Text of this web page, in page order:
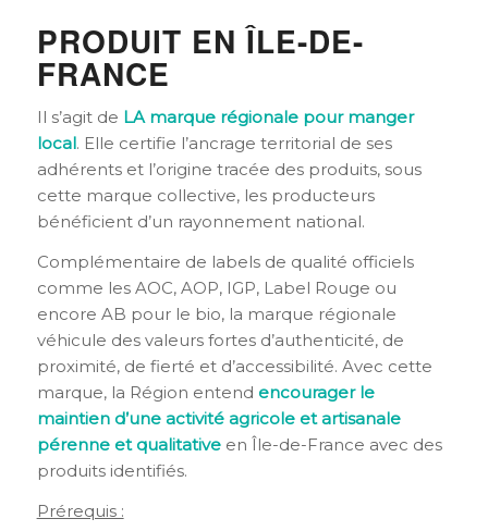
PRODUIT EN ÎLE-DE-
FRANCE
Il s’agit de LA marque régionale pour manger
local. Elle certifie l’ancrage territorial de ses
adhérents et l’origine tracée des produits, sous
cette marque collective, les producteurs
bénéficient d’un rayonnement national.
Complémentaire de labels de qualité officiels
comme les AOC, AOP, IGP, Label Rouge ou
encore AB pour le bio, la marque régionale
véhicule des valeurs fortes d’authenticité, de
proximité, de fierté et d’accessibilité. Avec cette
marque, la Région entend encourager le
maintien d’une activité agricole et artisanale
pérenne et qualitativeen Île-de-France avec des
produits identifiés.
Prérequis :